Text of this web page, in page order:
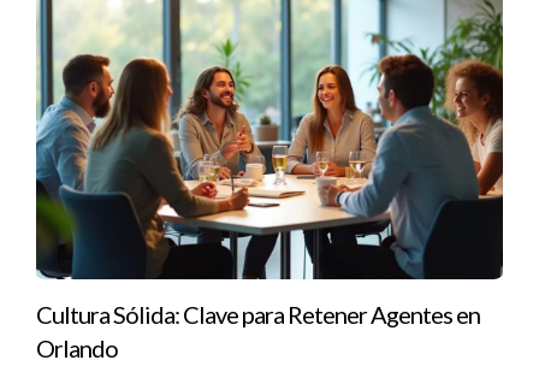
La renovación de propiedades antiguas presenta su propio
conjunto de desafíos. En un proyecto específico, trabajé con
una casa histórica que necesitaba una actualización completa.
Decidimos mantener ciertos elementos originales para
preservar su carácter. Esto atrajo a un grupo específico de
compradores interesados en propiedades con historia.
Puntos importantes a considerar
Equilibrar modernización y preservación histórica.
Involucrar a la comunidad durante el proceso de
renovación.
Cultura Sólida: Clave para Retener Agentes en
Orlando